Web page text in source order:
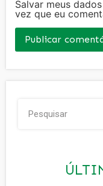
Salvar meus
vez que eu